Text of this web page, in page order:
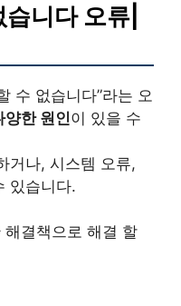
니다 오류|
수 없습니다”라는 오
양한 원인이 있을 수
거나, 시스템 오류,
있습니다.
결책으로 해결 할